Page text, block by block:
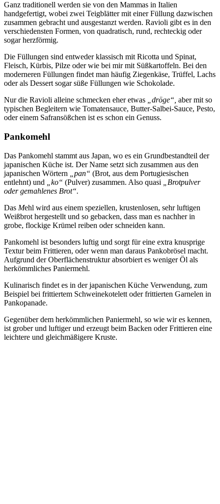
Ganz traditionell werden sie von den Mammas in Italien
handgefertigt, wobei zwei Teigblätter mit einer Füllung dazwischen
zusammen gebracht und ausgestanzt werden. Ravioli gibt es in den
verschiedensten Formen, von quadratisch, rund, rechteckig oder
sogar herzförmig.
Die Füllungen sind entweder klassisch mit Ricotta und Spinat,
Fleisch, Kürbis, Pilze oder wie bei mir mit Süßkartoffeln. Bei den
moderneren Füllungen findet man häufig Ziegenkäse, Trüffel, Lachs
oder als Dessert sogar süße Füllungen wie Schokolade.
Nur die Ravioli alleine schmecken eher etwas
„dröge“, aber mit so
typischen Begleitern wie Tomatensauce, Butter-Salbei-Sauce, Pesto,
oder einem Safransößchen ist es schon ein Genuss.
Pankomehl
Das Pankomehl stammt aus Japan, wo es ein Grundbestandteil der
japanischen Küche ist. Der Name setzt sich zusammen aus den
japanischen Wörtern
„pan“ (Brot, aus dem Portugiesischen
entlehnt) und
„ko“ (Pulver) zusammen. Also quasi
„Brotpulver
oder gemahlenes Brot“.
Das Mehl wird aus einem speziellen, krustenlosen, sehr luftigen
Weißbrot hergestellt und so gebacken, dass man es nachher in
grobe, flockige Krümel reiben oder schneiden kann.
Pankomehl ist besonders luftig und sorgt für eine extra knusprige
Textur beim Frittieren, oder wenn man daraus Pankobrösel macht.
Aufgrund der Oberflächenstruktur absorbiert es weniger Öl als
herkömmliches Paniermehl.
Kulinarisch findet es in der japanischen Küche Verwendung, zum
Beispiel bei frittiertem Schweinekotelett oder frittierten Garnelen in
Pankopanade.
Gegenüber dem herkömmlichen Paniermehl, so wie wir es kennen,
ist grober und luftiger und erzeugt beim Backen oder Frittieren eine
leichtere und gleichmäßigere Kruste.